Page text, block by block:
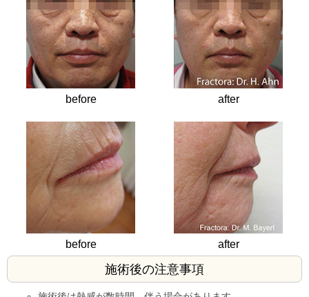
before after
before after
施術後の注意事項